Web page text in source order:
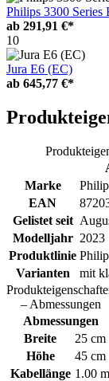
Philips 3300 Series
ab 291,91 €*
10
Jura E6 (EC)
ab 645,77 €*
Marke
EAN
Gelistet seit
Modelljahr 2023
Produktlinie
Varianten
mit
– Abmessungen
Abmessungen
Breite
25 cm
Höhe
45 cm
Kabellänge 1.00 m